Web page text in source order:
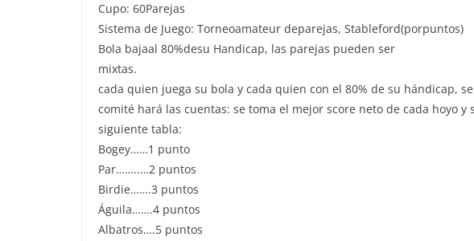
Cupo: 60Parejas
Sistema de Juego: Torneoamateur deparejas, Stableford(porpuntos)
Bola bajaal 80%desu Handicap, las parejas pueden ser
mixtas.
cada quien juega su bola y cada quien con el 80% de su hándicap,
comité hará las cuentas: se toma el mejor score neto de cada hoyo y
siguiente tabla:
Bogey……1 punto
Par……..…2 puntos
Birdie…….3 puntos
Águila…….4 puntos
Albatros….5 puntos